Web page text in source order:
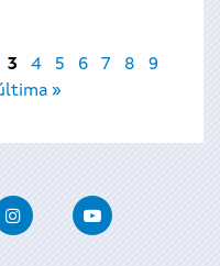
3 4 5 6 7 8
9
»
InstagramYoutube